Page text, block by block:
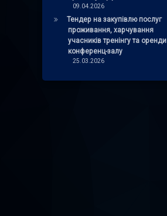
09.04.2026
Тендер на закупівлю послуг
проживання, харчування
учасників тренінгу та оренди
конференц-залу
25.03.2026